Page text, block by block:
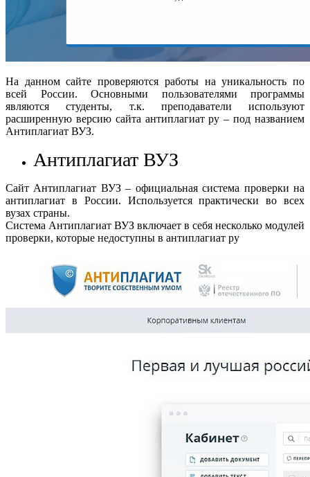
На данном сайте проверяются работы на уникальность по
всей России. Основными пользователями программы
являются студенты, т.к. преподаватели используют
расширенную версию сайта антиплагиат ру – под названием
Антиплагиат ВУЗ.
Антиплагиат ВУЗ
Сайт Антиплагиат ВУЗ – официальная система проверки на
антиплагиат в России. Используется практически во всех
вузах страны.
Система Антиплагиат ВУЗ включает в себя несколько модулей
проверки, которые недоступны в антиплагиат ру